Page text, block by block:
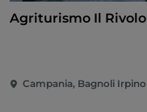
Agriturismo Il Rivolo
Campania, Bagnoli Irpino